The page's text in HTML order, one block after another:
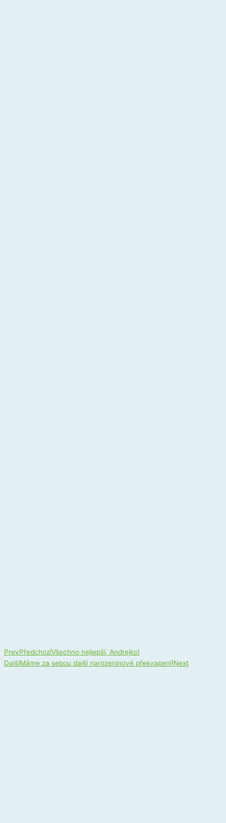
PrevPředchozíVšechno nejlepší, Andrejko!
DalšíMáme za sebou další narozeninové překvapení!Next